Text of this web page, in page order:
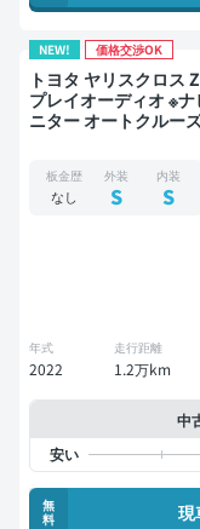
NEW! 価格交渉OK
トヨタ ヤリスクロス Z 美品 禁煙車 整備記録簿あり ディス
プレイオーディオ ※
ニター オートクルー
板金歴
なし
外装
S
内装
S
年式
2022
走行距離
1.2万km
中
無
料
現